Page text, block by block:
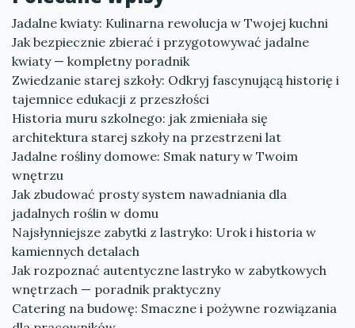
Jadalne kwiaty: Kulinarna rewolucja w Twojej kuchni
Jak bezpiecznie zbierać i przygotowywać jadalne
kwiaty — kompletny poradnik
Zwiedzanie starej szkoły: Odkryj fascynującą historię i
tajemnice edukacji z przeszłości
Historia muru szkolnego: jak zmieniała się
architektura starej szkoły na przestrzeni lat
Jadalne rośliny domowe: Smak natury w Twoim
wnętrzu
Jak zbudować prosty system nawadniania dla
jadalnych roślin w domu
Najsłynniejsze zabytki z lastryko: Urok i historia w
kamiennych detalach
Jak rozpoznać autentyczne lastryko w zabytkowych
wnętrzach — poradnik praktyczny
Catering na budowę: Smaczne i pożywne rozwiązania